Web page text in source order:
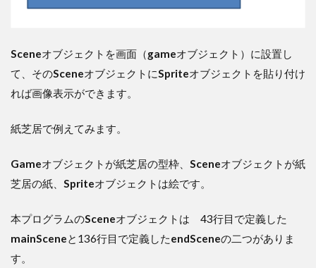
Sceneオブジェクトを画面（gameオブジェクト）に設置し
て、そのSceneオブジェクトにSpriteオブジェクトを貼り付け
れば画像表示ができます。
紙芝居で例えてみます。
Gameオブジェクトが紙芝居の型枠、 Sceneオブジェクトが紙
芝居の紙、 Spriteオブジェクトは絵です。
本プログラムのSceneオブジェクトは 43行目で定義した
mainSceneと136行目で定義したendSceneの二つがありま
す。